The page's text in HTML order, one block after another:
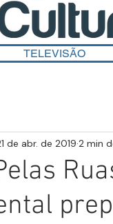
TELEVISÃO
de abr. de 2019 2 min